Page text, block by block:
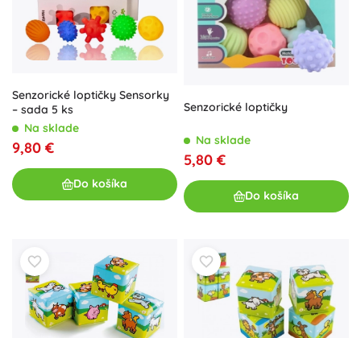
Senzorické loptičky Sensorky
– sada 5 ks
Na sklade
9,80 €
Do košíka
Senzorické loptičky
Na sklade
5,80 €
Do košíka